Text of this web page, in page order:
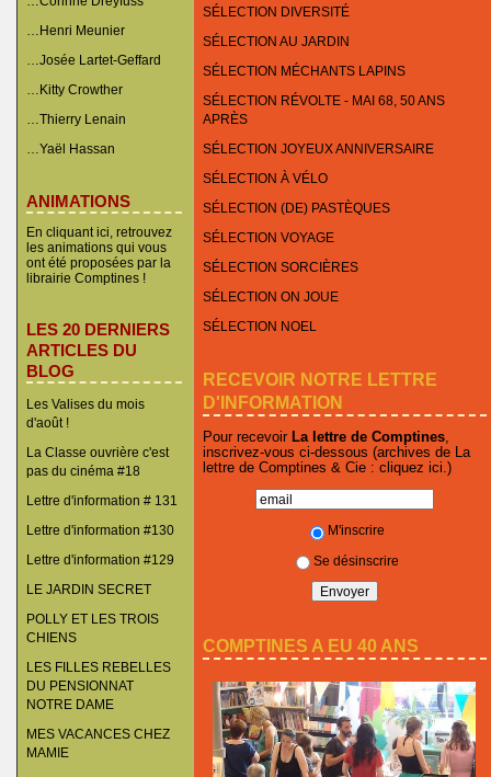
…Henri Meunier
…Josée Lartet-Geffard
…Kitty Crowther
…Thierry Lenain
…Yaël Hassan
ANIMATIONS
En cliquant ici, retrouvez
les animations qui vous
ont été proposées par la
librairie Comptines !
LES 20 DERNIERS
ARTICLES DU
BLOG
Les Valises du mois
d'août !
La Classe ouvrière c'est
pas du cinéma #18
Lettre d'information # 131
Lettre d'information #130
Lettre d'information #129
LE JARDIN SECRET
POLLY ET LES TROIS
CHIENS
LES FILLES REBELLES
DU PENSIONNAT
NOTRE DAME
MES VACANCES CHEZ
MAMIE
SÉLECTION DIVERSITÉ
SÉLECTION AU JARDIN
SÉLECTION MÉCHANTS LAPINS
SÉLECTION RÉVOLTE - MAI 68, 50 ANS
APRÈS
SÉLECTION JOYEUX ANNIVERSAIRE
SÉLECTION À VÉLO
SÉLECTION (DE) PASTÈQUES
SÉLECTION VOYAGE
SÉLECTION SORCIÈRES
SÉLECTION ON JOUE
SÉLECTION NOEL
RECEVOIR NOTRE LETTRE
D'INFORMATION
Pour recevoir La lettre de Comptines,
inscrivez-vous ci-dessous (archives de La
lettre de Comptines & Cie : cliquez ici .)
M'inscrire
Se désinscrire
COMPTINES A EU 40 ANS